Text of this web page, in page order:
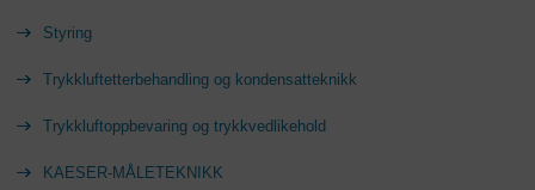
Styring
Trykkluftetterbehandling og kondensatteknikk
Trykkluftoppbevaring og trykkvedlikehold
KAESER-MÅLETEKNIKK